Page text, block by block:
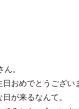
ん。
日おめでとうござい
日が来るなんて。